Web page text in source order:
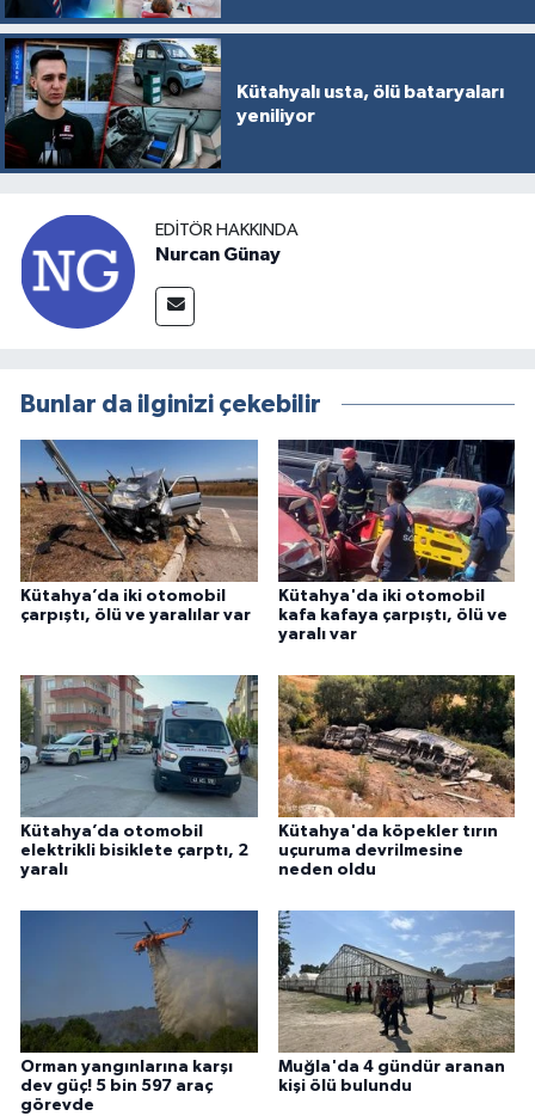
Kütahyalı usta, ölü bataryaları
yeniliyor
EDITÖR HAKKINDA
Nurcan Günay
Bunlar da ilginizi çekebilir
Kütahya’da iki otomobil
çarpıştı, ölü ve yaralılar var
Kütahya'da iki otomobil
kafa kafaya çarpıştı, ölü ve
yaralı var
Kütahya’da otomobil
elektrikli bisiklete çarptı, 2
yaralı
Kütahya'da köpekler tırın
uçuruma devrilmesine
neden oldu
Orman yangınlarına karşı
dev güç! 5 bin 597 araç
görevde
Muğla'da 4 gündür aranan
kişi ölü bulundu